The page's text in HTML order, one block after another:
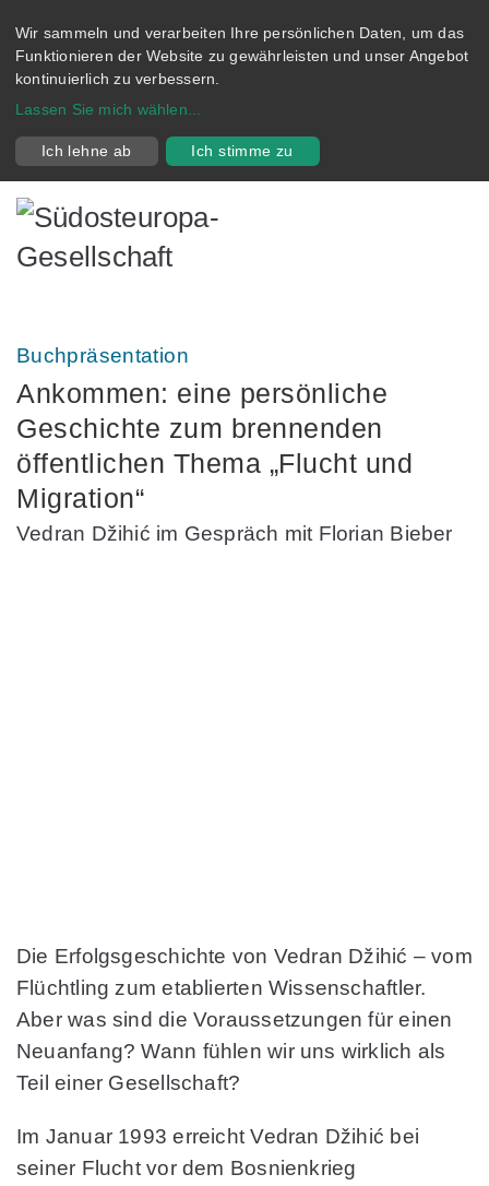
Wir sammeln und verarbeiten Ihre persönlichen Daten, um das
Funktionieren der Website zu gewährleisten und unser Angebot
kontinuierlich zu verbessern.
Lassen Sie mich wählen
Ich lehne ab Ich stimme zu
Buchpräsentation
Ankommen: eine persönliche
Geschichte zum brennenden
öffentlichen Thema „Flucht und
Migration“
Vedran Džihić im Gespräch mit Florian Bieber
Die Erfolgsgeschichte von Vedran Džihić – vom
Flüchtling zum etablierten Wissenschaftler.
Aber was sind die Voraussetzungen für einen
Neuanfang? Wann fühlen wir uns wirklich als
Teil einer Gesellschaft?
Im Januar 1993 erreicht Vedran Džihić bei
seiner Flucht vor dem Bosnienkrieg